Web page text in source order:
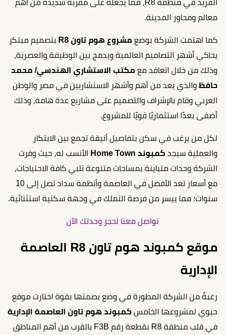
الفريد في منطقة R8، مما يجعله على مقربة شديدة من أهم
معالم ومحاور المدينة.
كما اهتمت الشركة بوضع مشروع هوم تاون R8
بتصميم مبتكر
يحاكي أشهر التصاميم العالمية ويدمج بين الوظيفة والعصرية،
وذلك من خلال اتعاقد مع مكتب الاستشاري الهندسي/ محمد
حافظ والذي يعد من أهم وأشهر الاستشاريين في مصر والوطن
العربي وقام بالإشراف والتصميم على مشاريع عدة هامة، وذلك
أضفى بعدًا استثماريًا قويًا للمشروع.
لكل من يرغب في سكن بتفاصيل أنيقة تجمع بين الابتكار
والعملية سيجد كمبوند Home Town
الأنسب له، حيث وفرت
الشركة وحدات متباينة بمساحات متنوعة تلبي كافة الاحتياجات،
مع أسعار تعد الأفضل في العاصمة وأنظمة سداد تصل إلى 10
سنوات؛ مما ييسر من فرصة التملك في وجهة سكنية استثنائية.
تواصل معنا لحجز وحدتك الآن
موقع كمبوند هوم تاون R8 العاصمة
الإدارية
رغبةً من الشركة المطورة في وضع بصمتها بقوة اختارت موقع
حيوي لمشروعها الخامس كمبوند هوم تاون العاصمة الإدارية
في قلب منطقة R8 بقطعة رقم F3B بالقرب من أهم المناطق